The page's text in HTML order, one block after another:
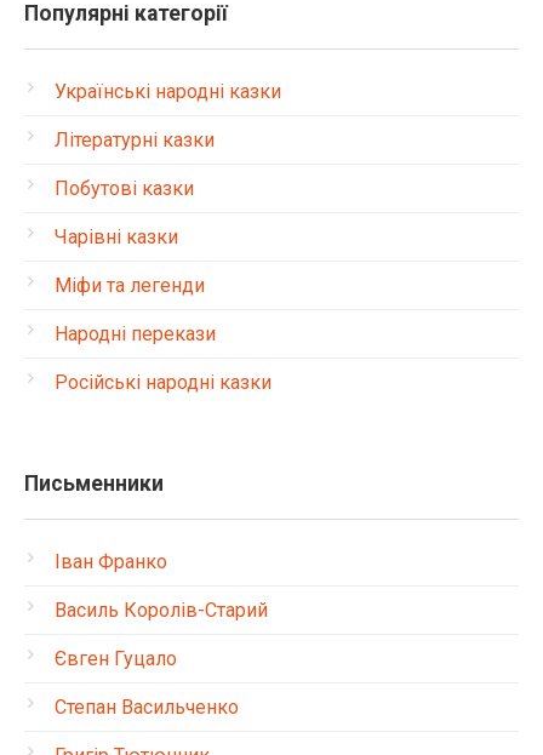
Популярні категорії
Українські народні казки
Літературні казки
Побутові казки
Чарівні казки
Міфи та легенди
Народні перекази
Російські народні казки
Письменники
Іван Франко
Василь Королів-Старий
Євген Гуцало
Степан Васильченко